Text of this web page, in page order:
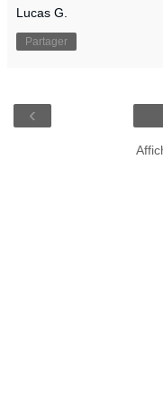
Lucas G.
Partager
‹